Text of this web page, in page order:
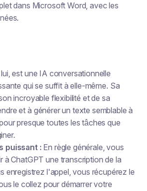
dans Microsoft Word, avec les
est une IA conversationnelle
qui se suffit à elle-même. Sa
incroyable flexibilité et de sa
et à générer un texte semblable à
presque toutes les tâches que
puissant : En règle générale, vous
à ChatGPT une transcription de la
enregistrez l'appel, vous récupérez le
le collez pour démarrer votre